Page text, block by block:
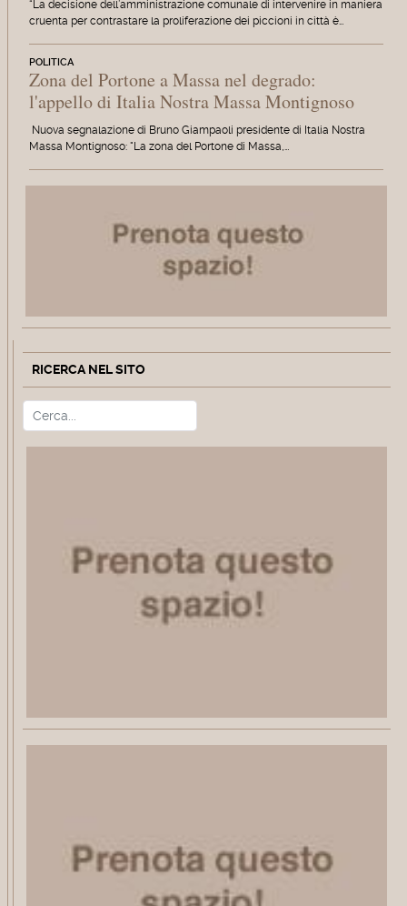
“La decisione dell’amministrazione comunale di intervenire in maniera
cruenta per contrastare la proliferazione dei piccioni in città è…
POLITICA
Zona del Portone a Massa nel degrado:
l'appello di Italia Nostra Massa Montignoso
Nuova segnalazione di Bruno Giampaoli presidente di Italia Nostra
Massa Montignoso: "La zona del Portone di Massa,…
RICERCA NEL SITO
Cerca Type 2 or more characters for